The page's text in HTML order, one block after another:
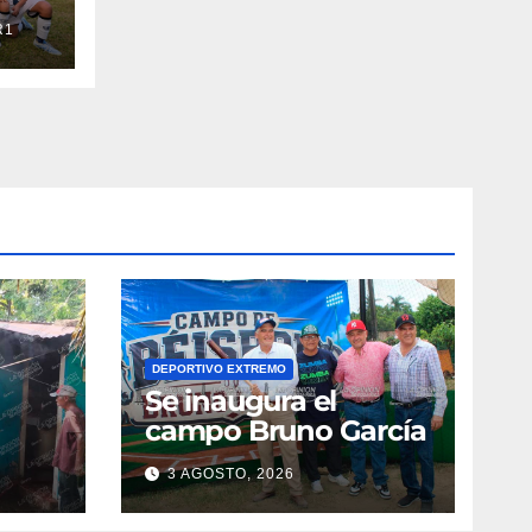
DEPORTIVO EXTREMO
Se inaugura el
campo Bruno García
3 AGOSTO, 2026